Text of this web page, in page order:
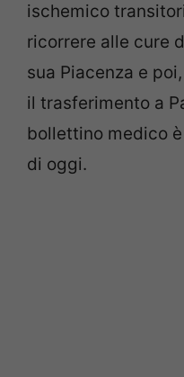
ischemico
ricorrere alle cure
sua Piacenza e
il trasferimento a
bollettino medico
di oggi.